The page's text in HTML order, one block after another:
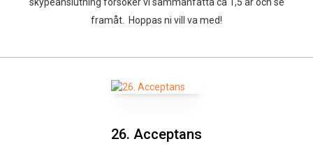
framåt. Hoppas ni vill va med!
26. Acceptans